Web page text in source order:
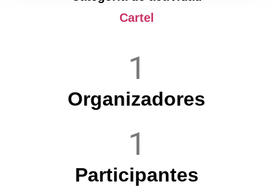
Cartel
1
Organizadores
1
Participantes